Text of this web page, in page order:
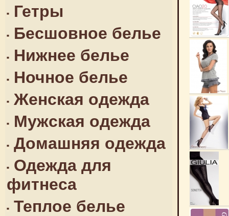
Гетры
Бесшовное белье
Нижнее белье
Ночное белье
Женская одежда
Мужская одежда
Домашняя одежда
Одежда для
фитнеса
Теплое белье